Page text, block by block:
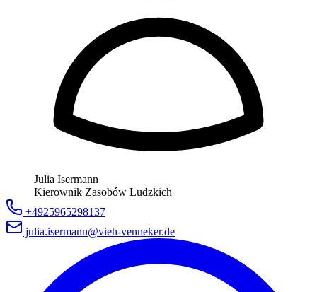
Julia Isermann
Kierownik Zasobów Ludzkich
+4925965298137
julia.isermann@vieh-venneker.de